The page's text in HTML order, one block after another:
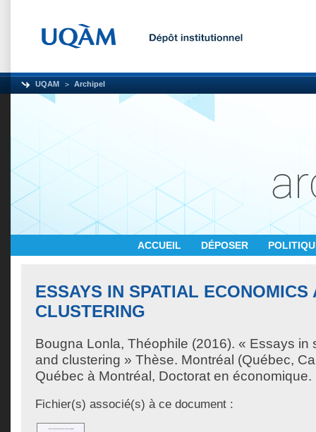
UQAM Archipel
ACCUEIL DÉPOSER
ESSAYS IN SPATIAL ECONOMICS
CLUSTERING
Bougna Lonla, Théophile (2016). « Essays in
and clustering » Thèse. Montréal (Québec,
Québec à Montréal, Doctorat en économique.
Fichier(s) associé(s) à ce document :